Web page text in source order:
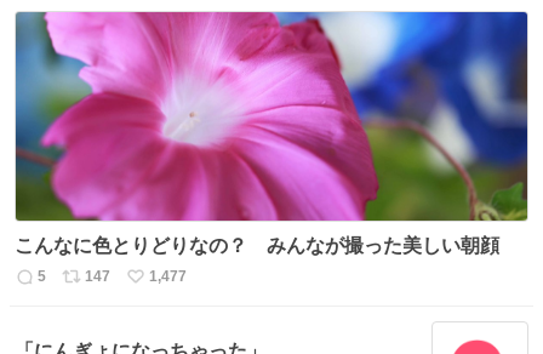
ト
数
ね
数
こんなに色とりどりなの？ みんなが撮った美しい朝顔
返
数
5
リ
ス
147
い
ね
1,477